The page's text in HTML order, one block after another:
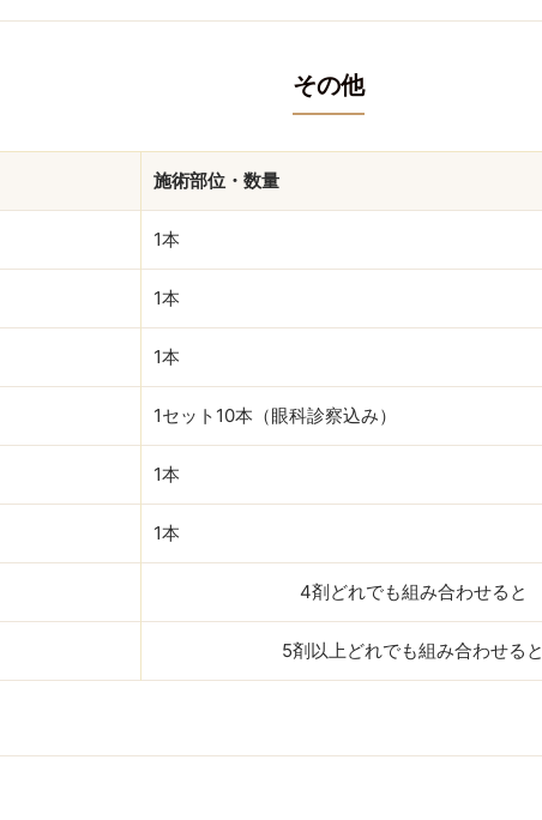
その他
施術部位・数量
1本
1本
1本
1セット10本（眼科診察込み）
1本
1本
4剤どれでも組み合わせると
5剤以上どれでも組み合わせると